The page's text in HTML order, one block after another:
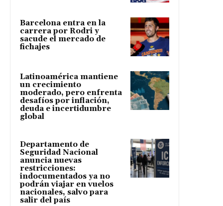
Barcelona entra en la
carrera por Rodri y
sacude el mercado de
fichajes
Latinoamérica mantiene
un crecimiento
moderado, pero enfrenta
desafíos por inflación,
deuda e incertidumbre
global
Departamento de
Seguridad Nacional
anuncia nuevas
restricciones:
indocumentados ya no
podrán viajar en vuelos
nacionales, salvo para
salir del país